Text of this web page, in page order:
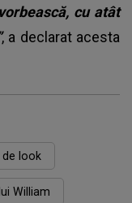
cu atât
, a declarat acesta
look
William